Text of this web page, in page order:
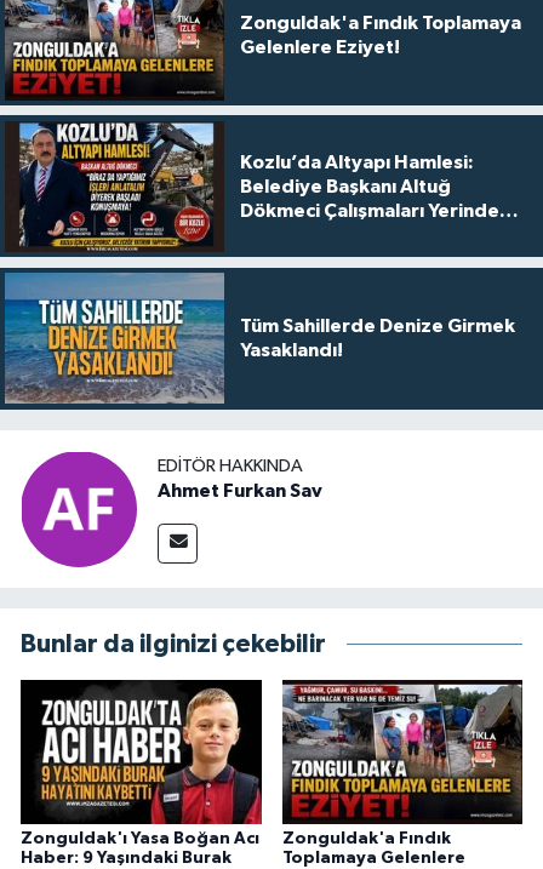
Zonguldak'a Fındık Toplamaya
Gelenlere Eziyet!
Kozlu’da Altyapı Hamlesi:
Belediye Başkanı Altuğ
Dökmeci Çalışmaları Yerinde
Tüm Sahillerde Denize Girmek
Yasaklandı!
EDITÖR HAKKINDA
Ahmet Furkan Sav
Bunlar da ilginizi çekebilir
Zonguldak'ı Yasa Boğan Acı
Haber: 9 Yaşındaki Burak
Zonguldak'a Fındık
Toplamaya Gelenlere